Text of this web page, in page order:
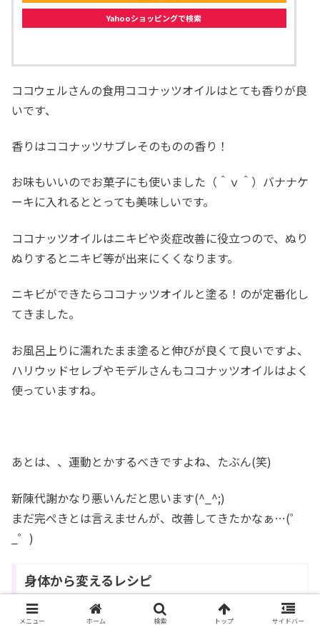
Yahooショッピングで検索
ココウェルさんの食用ココナッツオイルはとても香りが良
いです、
香りはココナッツサブレそのものの香り！
お味もいいのでお菓子にも使いました（＾ｖ＾）バナナケ
ーキに入れるととっても美味しいです。
ココナッツオイルはニキビや炎症改善に役立つので、ぬり
ぬりするとニキビ等が出来にくくなります。
ニキビができたらココナッツオイルと塗る！のが定番化し
てきました。
お風呂上りに濡れたまま塗ると伸びが良くて良いですよ、
ハリウッドセレブやモデルさんもココナッツオイルはよく
使っていますね。
あとは、、運動とかするべきですよね、たぶん(笑)
新陳代謝かなり悪いんだと思います(^_^;)
まだ完ぺきとは言えませんが、改善してきたかなぁ…(゜
_゜)
身体から変えるレシピ
外側のケアだけではいけないと思い、内側からのケアを重
メニュー ホーム 検索 トップ サイドバー